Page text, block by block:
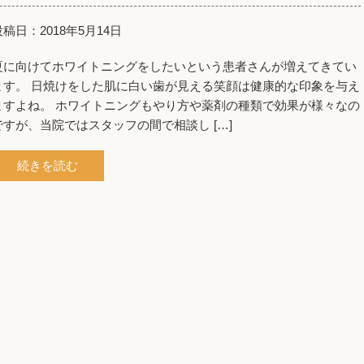
稿日：2018年5月14日
に向けてホワイトニングをしたいという患者さんが増えてきてい
す。 日焼けをした肌に白い歯が見える笑顔は健康的な印象を与え
すよね。 ホワイトニングもやり方や薬剤の種類で効果が様々なの
すが、当院ではスタッフの間で相談し […]
続きを読む